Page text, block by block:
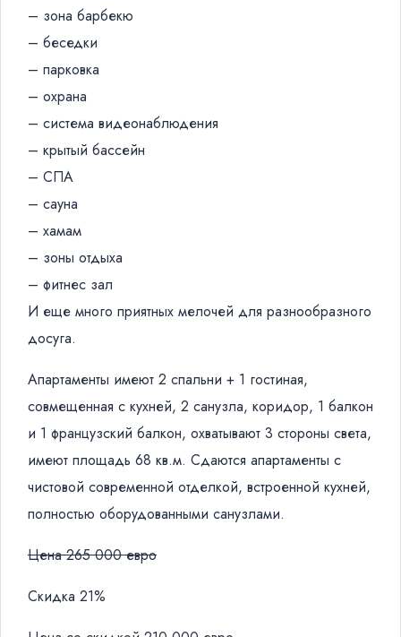
– зона барбекю
– беседки
– парковка
– охрана
– система видеонаблюдения
– крытый бассейн
– СПА
– сауна
– хамам
– зоны отдыха
– фитнес зал
И еще много приятных мелочей для разнообразного
досуга.
Апартаменты имеют 2 спальни + 1 гостиная,
совмещенная с кухней, 2 санузла, коридор, 1 балкон
и 1 французский балкон, охватывают 3 стороны света,
имеют площадь 68 кв.м. Сдаются апартаменты с
чистовой современной отделкой, встроенной кухней,
полностью оборудованными санузлами.
Цена 265 000 евро
Скидка 21%